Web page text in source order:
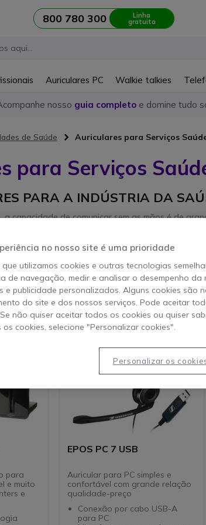
800 780 300 Linha
gratuita
Auriculares PC Walkie talkies
nosso guia completo e domine tudo
de Saúde Auriculares para Serviços
para Serviços
PARA A INDÚSTRIA DA
a capacidade de comunicar sem as mãos é de
a eficiência e permite-lhe realizar as suas
IconBestseller
para
e muito
e
IconBestseller
EPOS PC 7 USB
Auricular para PC simples e
confortável com grande relação
qualidade-preço
Conexão por cabo USB-A
para PC
no nosso site é uma prioridade
que utilizamos cookies e outras tecnologias
de navegação, medir e analisar o desempenho
e publicidade personalizados. Alguns cookies são
do site e dos nossos serviços. Pode aceitar
Se não quiser aceitar todos os cookies ou quiser
os cookies, selecione "Personalizar cookies".
Personalizar os